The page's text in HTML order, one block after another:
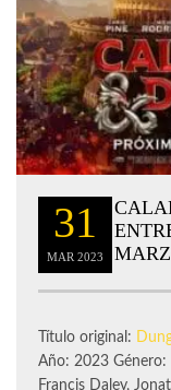
31
MAR 2023
Título original:
Año: 2023 Género:
Francis Daley,